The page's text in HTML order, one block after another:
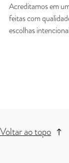
Acreditamos em
feitas com
escolhas
Voltar ao topo